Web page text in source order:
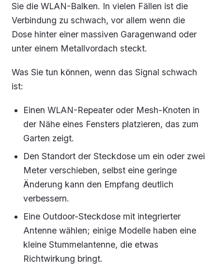
Sie die WLAN-Balken. In vielen Fällen ist die
Verbindung zu schwach, vor allem wenn die
Dose hinter einer massiven Garagenwand oder
unter einem Metallvordach steckt.
Was Sie tun können, wenn das Signal schwach
ist:
Einen WLAN-Repeater oder Mesh-Knoten in
der Nähe eines Fensters platzieren, das zum
Garten zeigt.
Den Standort der Steckdose um ein oder zwei
Meter verschieben, selbst eine geringe
Änderung kann den Empfang deutlich
verbessern.
Eine Outdoor-Steckdose mit integrierter
Antenne wählen; einige Modelle haben eine
kleine Stummelantenne, die etwas
Richtwirkung bringt.